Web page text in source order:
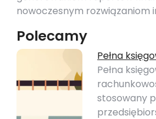
nowoczesnym rozwiązaniom
Polecamy
Pełna
Pełna
stosowany